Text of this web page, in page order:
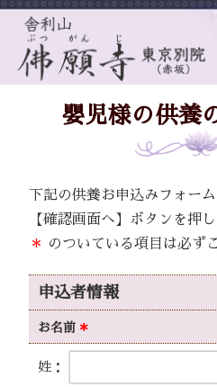
嬰児様の供養
下記の供養お申込みフォー
【確認画面へ】ボタンを押し
＊
のついている項目は必ず
申込者情報
お名前 ＊
姓：